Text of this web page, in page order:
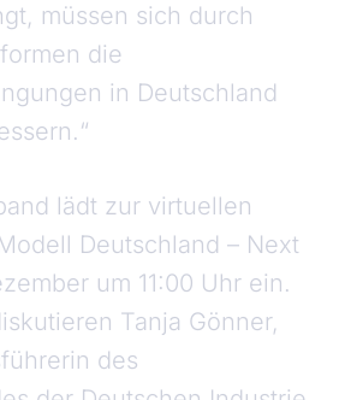
müssen sich durch
die
in Deutschland
lädt zur virtuellen
Deutschland – Next
um 11:00 Uhr ein.
Tanja Gönner,
des